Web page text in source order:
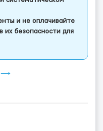
и не оплачивайте
их безопасности для
⟶